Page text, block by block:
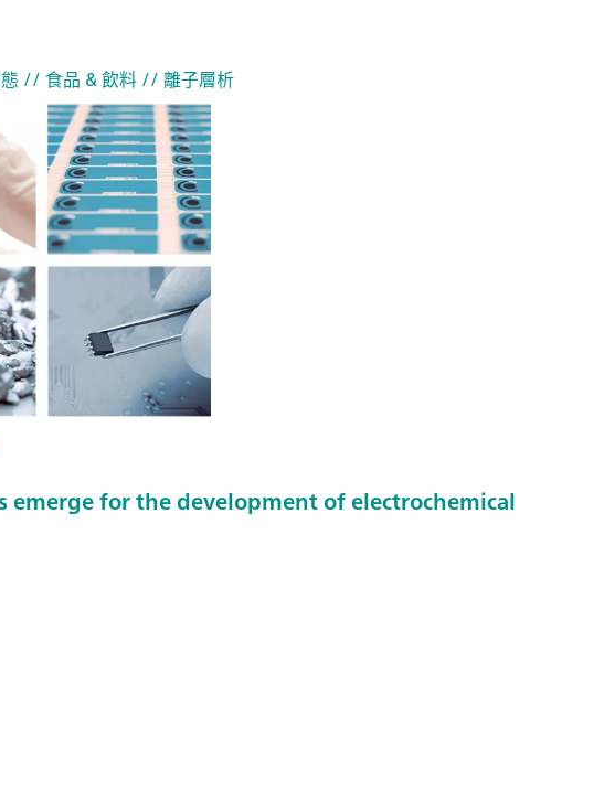
// 食品 & 飲料// 離子層析
emerge for the development of electrochemical